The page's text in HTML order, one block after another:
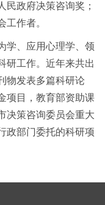
民政府决策咨询奖；
工作者。
学、应用心理学、领
研工作。近年来共出
物发表多篇科研论
项目，教育部资助课
决策咨询委员会重大
政部门委托的科研项